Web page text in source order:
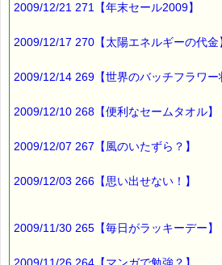
今頃の時期に
その柿は、
サルを呼び寄せないための
柿もぎボランティアで
例年になく大量に頂いたので
干し柿にしたかったんですが、
2009/12/21 271【年末セール2009】
2009/12/17 270【太陽エネルギーの代金
2009/12/14 269【世界のバッチフラワー
2009/12/10 268【便利なセームタオル】
2009/12/07 267【風のいたずら？】
2009/12/03 266【思い出せない！】
2009/11/30 265【毎日がラッキーデー】